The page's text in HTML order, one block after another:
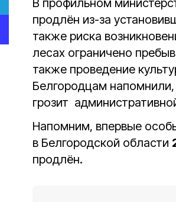
В профильном
продлён из-за
также риска
лесах ограничено
также проведение
Белгородцам
грозит
Напомним, впервые
в Белгородской области
продлён.